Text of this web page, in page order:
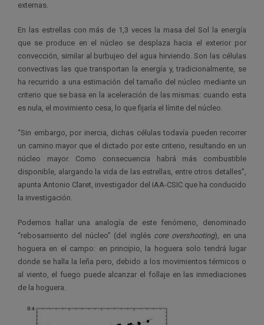
externas.
En las estrellas con más de 1,3 veces la masa del Sol la energía
que se produce en el núcleo se desplaza hacia el exterior por
convección, similar al burbujeo del agua hirviendo. Son las células
convectivas las que transportan la energía y, tradicionalmente, se
ha recurrido a una estimación del tamaño del núcleo mediante un
criterio que se basa en la aceleración de las mismas: cuando esta
es nula, el movimiento cesa, lo que fijaría el límite del núcleo.
“Sin embargo, por inercia, dichas células todavía pueden recorrer
un camino mayor que el dictado por este criterio, resultando en un
núcleo mayor. Como consecuencia habrá más combustible
disponible, alargando la vida de las estrellas, entre otros detalles”,
apunta Antonio Claret, investigador del IAA-CSIC que ha conducido
la investigación.
Podemos hallar una analogía de este fenómeno, denominado
“rebosamiento del núcleo” (del inglés core overshooting), en una
hoguera en el campo: en principio, la hoguera solo tendrá lugar
donde se halla la leña pero, debido a los movimientos térmicos o
al viento, el fuego puede alcanzar el follaje en las inmediaciones
de la hoguera.